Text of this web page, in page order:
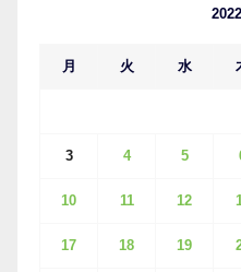
月 火 水
3 4 5
10 11 12
17 18 19